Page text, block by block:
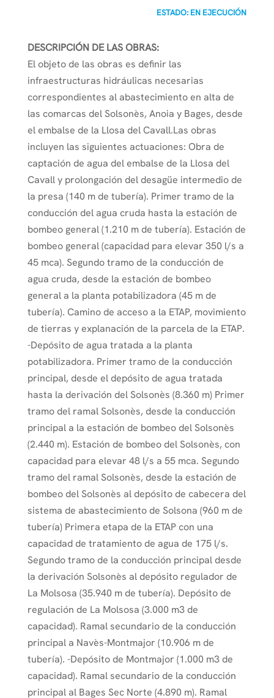
ESTADO: EN EJECUCIÓN
DESCRIPCIÓN DE LAS OBRAS:
El objeto de las obras es definir las
infraestructuras hidráulicas necesarias
correspondientes al abastecimiento en alta de
las comarcas del Solsonès, Anoia y Bages, desde
el embalse de la Llosa del Cavall.Las obras
incluyen las siguientes actuaciones: Obra de
captación de agua del embalse de la Llosa del
Cavall y prolongación del desagüe intermedio de
la presa (140 m de tubería). Primer tramo de la
conducción del agua cruda hasta la estación de
bombeo general (1.210 m de tubería). Estación de
bombeo general (capacidad para elevar 350 l/s a
45 mca). Segundo tramo de la conducción de
agua cruda, desde la estación de bombeo
general a la planta potabilizadora (45 m de
tubería). Camino de acceso a la ETAP, movimiento
de tierras y explanación de la parcela de la ETAP.
-Depósito de agua tratada a la planta
potabilizadora. Primer tramo de la conducción
principal, desde el depósito de agua tratada
hasta la derivación del Solsonès (8.360 m) Primer
tramo del ramal Solsonès, desde la conducción
principal a la estación de bombeo del Solsonès
(2.440 m). Estación de bombeo del Solsonès, con
capacidad para elevar 48 l/s a 55 mca. Segundo
tramo del ramal Solsonès, desde la estación de
bombeo del Solsonès al depósito de cabecera del
sistema de abastecimiento de Solsona (960 m de
tubería) Primera etapa de la ETAP con una
capacidad de tratamiento de agua de 175 l/s.
Segundo tramo de la conducción principal desde
la derivación Solsonès al depósito regulador de
La Molsosa (35.940 m de tubería). Depósito de
regulación de La Molsosa (3.000 m3 de
capacidad). Ramal secundario de la conducción
principal a Navès-Montmajor (10.906 m de
tubería). -Depósito de Montmajor (1.000 m3 de
capacidad). Ramal secundario de la conducción
principal al Bages Sec Norte (4.890 m). Ramal